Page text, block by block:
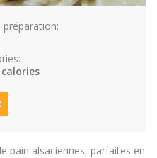
préparation:
calories
pain alsaciennes, parfaites en